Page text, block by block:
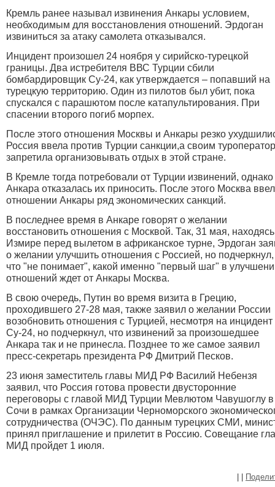
Кремль ранее называл извинения Анкары условием,
необходимым для восстановления отношений. Эрдоган
извиниться за атаку самолета отказывался.
Инцидент произошел 24 ноября у сирийско-турецкой
границы. Два истребителя ВВС Турции сбили
бомбардировщик Су-24, как утверждается – попавший на
турецкую территорию. Один из пилотов был убит, пока
спускался с парашютом после катапультирования. При
спасении второго погиб морпех.
После этого отношения Москвы и Анкары резко
Россия ввела против Турции санкции,а своим
запретила организовывать отдых в этой стране.
В Кремле тогда потребовали от Турции извинений, однако
Анкара отказалась их приносить. После этого Москва
отношении Анкары ряд экономических санкций.
В последнее время в Анкаре говорят о желании
восстановить отношения с Москвой. Так, 31 мая,
Измире перед вылетом в африканское турне, Эрдоган
о желании улучшить отношения с Россией, но подчеркнул,
что "не понимает", какой именно "первый шаг" в
отношений ждет от Анкары Москва.
В свою очередь, Путин во время визита в Грецию,
проходившего 27-28 мая, также заявил о желании России
возобновить отношения с Турцией, несмотря на инцидент
Су-24, но подчеркнул, что извинений за произошедшее
Анкара так и не принесла. Позднее то же самое заявил
пресс-секретарь президента РФ Дмитрий Песков.
23 июня заместитель главы МИД РФ Василий Небензя
заявил, что Россия готова провести двусторонние
переговоры с главой МИД Турции Мевлютом Чавушоглу в
Сочи в рамках Организации Черноморского
сотрудничества (ОЧЭС). По данным турецких СМИ,
принял приглашение и прилетит в Россию. Совещание
МИД пройдет 1 июля.